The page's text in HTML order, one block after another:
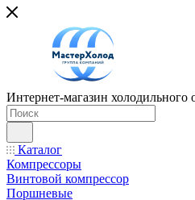
Интернет-магазин холодильного
Каталог
Компрессоры
Винтовой компрессор
Поршневые